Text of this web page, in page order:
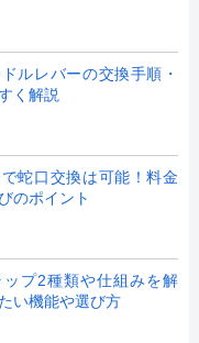
ルレバーの交換手順・
く解説
蛇口交換は可能！料金
のポイント
プ2種類や仕組みを解
い機能や選び方